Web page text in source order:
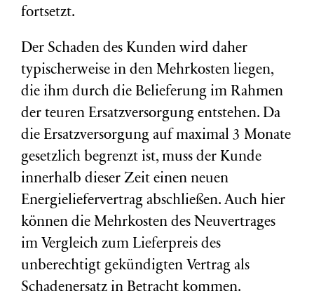
fortsetzt.
Der Schaden des Kunden wird daher
typischerweise in den Mehrkosten liegen,
die ihm durch die Belieferung im Rahmen
der teuren Ersatzversorgung entstehen. Da
die Ersatzversorgung auf maximal 3 Monate
gesetzlich begrenzt ist, muss der Kunde
innerhalb dieser Zeit einen neuen
Energieliefervertrag abschließen. Auch hier
können die Mehrkosten des Neuvertrages
im Vergleich zum Lieferpreis des
unberechtigt gekündigten Vertrag als
Schadenersatz in Betracht kommen.